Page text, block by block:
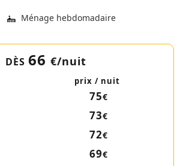
Ménage hebdomadaire
DÈS 66 €/nuit
prix / nuit
75€
73€
72€
69€